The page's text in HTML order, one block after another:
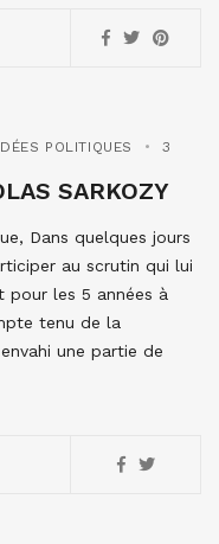
POLITIQUES
3
SARKOZY
Dans quelques jours
au scrutin qui lui
pour les 5 années à
tenu de la
une partie de